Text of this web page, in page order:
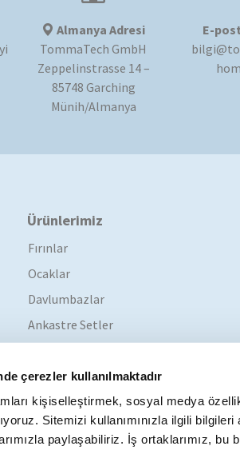
çerezler kullanılmaktadır
kişiselleştirmek, sosyal medya
Sitemizi kullanımınızla ilgili
paylaşabiliriz. İş ortaklarımız, bu
Almanya Adresi
TommaTech GmbH
Zeppelinstrasse 14 –
85748 Garching
Münih/Almanya
E-
Ürünlerimiz
Fırınlar
Ocaklar
Davlumbazlar
Ankastre Setler